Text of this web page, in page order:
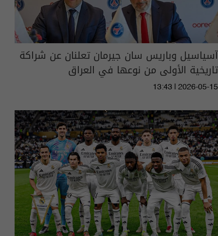
آسياسيل وباريس سان جيرمان تعلنان عن شراكة
تاريخية الأولى من نوعها في العراق
13:43 | 2026-05-15